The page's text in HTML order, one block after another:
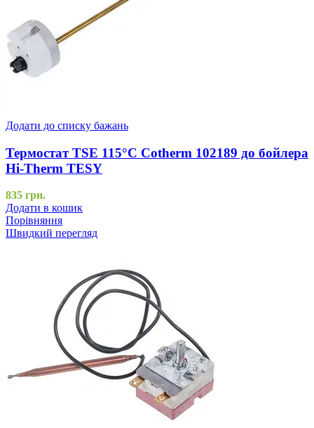
Додати до списку бажань
Термостат TSE 115°C Cotherm 102189 до бойлера
Hi-Therm TESY
835 грн.
Додати в кошик
Порівняння
Швидкий перегляд